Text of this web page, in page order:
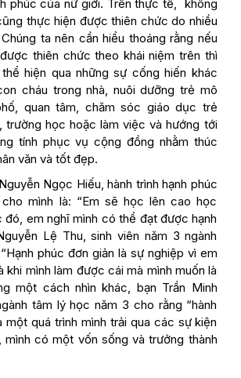
phúc của nữ giới. Trên thực tế, không
thực hiện được thiên chức do nhiều
ta nên cần hiểu thoáng rằng nếu
thiên chức theo khái niệm trên thì
hiện qua những sự cống hiến khác
cháu trong nhà, nuôi dưỡng trẻ mô
quan tâm, chăm sóc giáo dục trẻ
trường học hoặc làm việc và hướng tới
tính phục vụ cộng đồng nhằm thúc
văn và tốt đẹp.
Ngọc Hiếu, hành trình hạnh phúc
mình là: “Em sẽ học lên cao học
đó, em nghĩ mình có thể đạt được hạnh
Lệ Thu, sinh viên năm 3 ngành
phúc đơn giản là sự nghiệp vì em
mình làm được cái mà mình muốn là
một cách nhìn khác, bạn Trần Minh
tâm lý học năm 3 cho rằng “hành
một quá trình mình trải qua các sự kiện
có một vốn sống và trưởng thành